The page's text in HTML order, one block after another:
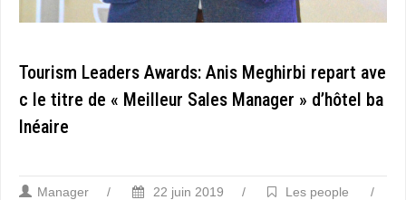
Tourism Leaders Awards: Anis Meghirbi repart ave
c le titre de « Meilleur Sales Manager » d’hôtel ba
lnéaire
Manager / 22 juin 2019 / Les people
/